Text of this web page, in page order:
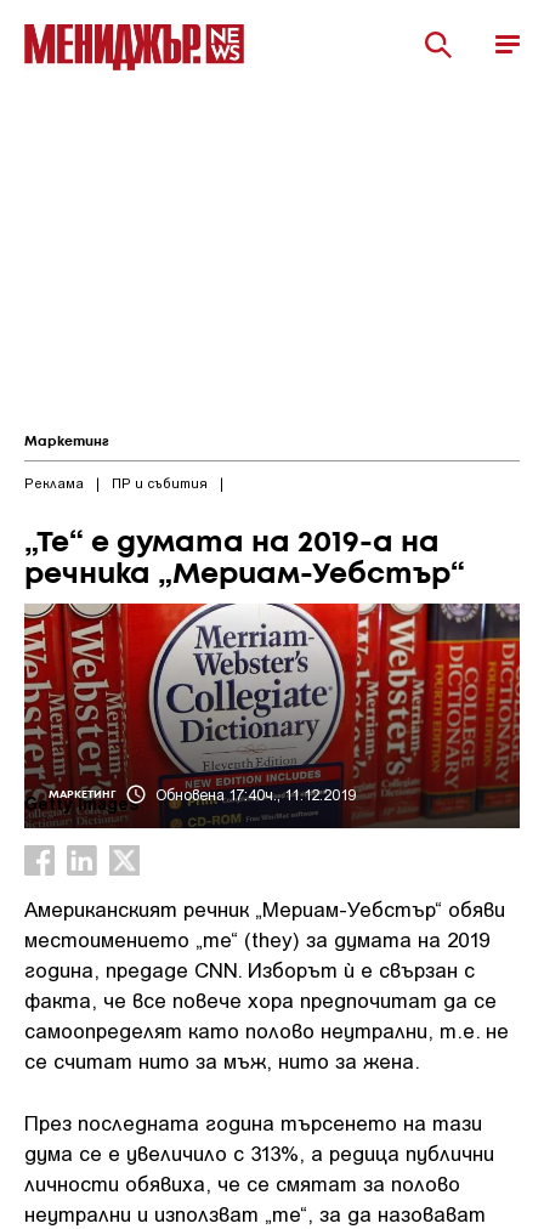
Маркетинг
Реклама | ПР и събития |
„Те“ е думата на 2019-а на
речника „Мериам-Уебстър“
МАРКЕТИНГ Обновена 17:40ч., 11.12.2019
Getty Images
Американският речник „Мериам-Уебстър“ обяви
местоимението „те“ (they) за думата на 2019
година, предаде CNN. Изборът ѝ е свързан с
факта, че все повече хора предпочитат да се
самоопределят като полово неутрални, т.е. не
се считат нито за мъж, нито за жена.
През последната година търсенето на тази
дума се е увеличило с 313%, а редица публични
личности обявиха, че се смятат за полово
неутрални и използват „те“, за да назовават